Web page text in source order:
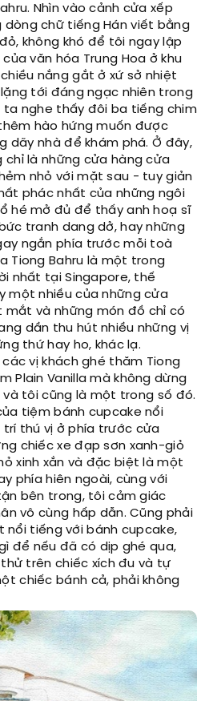
Nhìn vào cảnh cửa xếp
dòng chữ tiếng Hán viết bằng
không khó để tôi ngay lập
văn hóa Trung Hoa ở khu
nắng gắt ở xứ sở nhiệt
tới đáng ngạc nhiên trong
ta nghe thấy đôi ba tiếng chim
hào hứng muốn được
dãy nhà để khám phá. Ở đây,
chỉ là những cửa hàng cửa
nhỏ với mặt sau - tuy giản
phác nhất của những ngôi
hé mở đủ để thấy anh hoạ sĩ
tranh dang dở, hay những
ngắn phía trước mỗi toà
Tiong Bahru là một trong
nhất tại Singapore, thế
một nhiều của những cửa
và những món đồ chỉ có
dần thu hút nhiều những vị
thứ hay ho, khác lạ.
vị khách ghé thăm Tiong
Plain Vanilla mà không dừng
và tôi cũng là một trong số đó.
tiệm bánh cupcake nổi
thú vị ở phía trước cửa
chiếc xe đạp sơn xanh-giỏ
xinh xắn và đặc biệt là một
phía hiên ngoài, cùng với
bên trong, tôi cảm giác
vô cùng hấp dẫn. Cũng phải
nổi tiếng với bánh cupcake,
để nếu đã có dịp ghé qua,
trên chiếc xích đu và tự
chiếc bánh cả, phải không